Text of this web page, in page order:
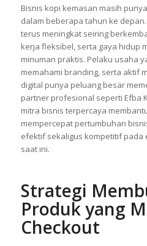
Bisnis kopi kemasan masih
dalam beberapa tahun ke
terus meningkat seiring
kerja fleksibel, serta gaya hidup
minuman praktis. Pelaku usaha
memahami branding, serta aktif
digital punya peluang besar
partner profesional seperti Efba
mitra bisnis terpercaya
mempercepat pertumbuhan
efektif sekaligus kompetitif pada
saat ini.
Strategi
Produk yang
Checkout